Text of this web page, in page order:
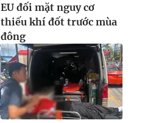
EU đối mặt nguy cơ
thiếu khí đốt trước mùa
đông